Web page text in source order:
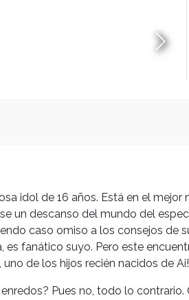
idol de 16 años. Está en el
un descanso del mundo del
caso omiso a los consejos de
es fanático suyo. Pero este
de los hijos recién nacidos de Ai!
Pues no, todo lo